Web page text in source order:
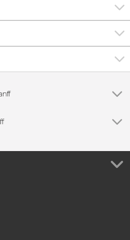
e auroras boreais em
em Calgary